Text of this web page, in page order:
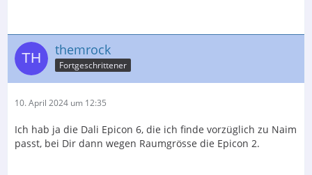
themrock
Fortgeschrittener
10. April 2024 um 12:35
Ich hab ja die Dali Epicon 6, die ich finde vorzüglich zu Naim
passt, bei Dir dann wegen Raumgrösse die Epicon 2.